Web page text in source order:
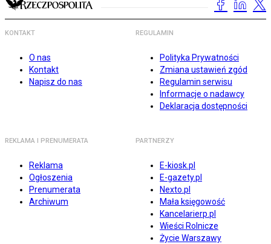
KONTAKT
O nas
Kontakt
Napisz do nas
REGULAMIN
Polityka Prywatności
Zmiana ustawień zgód
Regulamin serwisu
Informacje o nadawcy
Deklaracja dostępności
REKLAMA I PRENUMERATA
Reklama
Ogłoszenia
Prenumerata
Archiwum
PARTNERZY
E-kiosk.pl
E-gazety.pl
Nexto.pl
Mała księgowość
Kancelarierp.pl
Wieści Rolnicze
Życie Warszawy